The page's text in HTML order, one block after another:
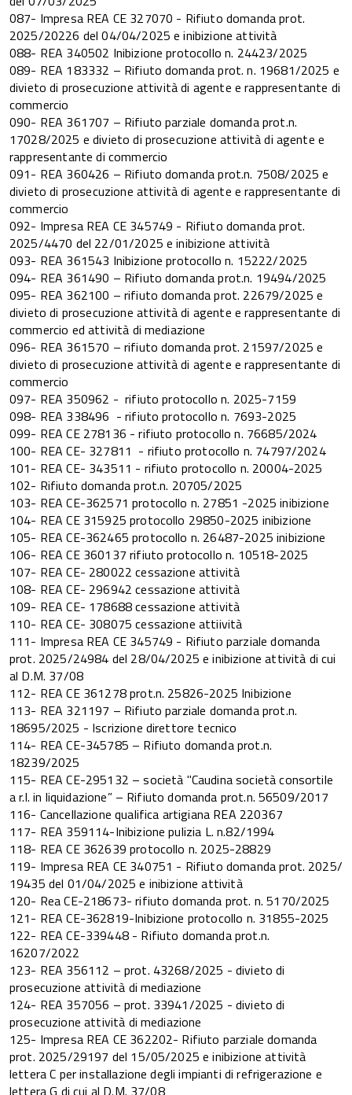
087- Impresa REA CE 327070 - Rifiuto domanda prot.
2025/20226 del 04/04/2025 e inibizione attività
088- REA 340502 Inibizione protocollo n. 24423/2025
089- REA 183332 – Rifiuto domanda prot. n. 19681/2025 e
divieto di prosecuzione attività di agente e rappresentante di
commercio
090- REA 361707 – Rifiuto parziale domanda prot.n.
17028/2025 e divieto di prosecuzione attività di agente e
rappresentante di commercio
091- REA 360426 – Rifiuto domanda prot.n. 7508/2025 e
divieto di prosecuzione attività di agente e rappresentante di
commercio
092- Impresa REA CE 345749 - Rifiuto domanda prot.
2025/4470 del 22/01/2025 e inibizione attività
093- REA 361543 Inibizione protocollo n. 15222/2025
094- REA 361490 – Rifiuto domanda prot.n. 19494/2025
095- REA 362100 – rifiuto domanda prot. 22679/2025 e
divieto di prosecuzione attività di agente e rappresentante di
commercio ed attività di mediazione
096- REA 361570 – rifiuto domanda prot. 21597/2025 e
divieto di prosecuzione attività di agente e rappresentante di
commercio
097- REA 350962 - rifiuto protocollo n. 2025-7159
098- REA 338496 - rifiuto protocollo n. 7693-2025
099- REA CE 278136 - rifiuto protocollo n. 76685/2024
100- REA CE- 327811 - rifiuto protocollo n. 74797/2024
101- REA CE- 343511 - rifiuto protocollo n. 20004-2025
102- Rifiuto domanda prot.n. 20705/2025
103- REA CE-362571 protocollo n. 27851 -2025 inibizione
104- REA CE 315925 protocollo 29850-2025 inibizione
105- REA CE-362465 protocollo n. 26487-2025 inibizione
106- REA CE 360137 rifiuto protocollo n. 10518-2025
107- REA CE- 280022 cessazione attività
108- REA CE- 296942 cessazione attività
109- REA CE- 178688 cessazione attività
110- REA CE- 308075 cessazione attiività
111- Impresa REA CE 345749 - Rifiuto parziale domanda
prot. 2025/24984 del 28/04/2025 e inibizione attività di cui
al D.M. 37/08
112- REA CE 361278 prot.n. 25826-2025 Inibizione
113- REA 321197 – Rifiuto parziale domanda prot.n.
18695/2025 - Iscrizione direttore tecnico
114- REA CE-345785 – Rifiuto domanda prot.n.
18239/2025
115- REA CE-295132 – società "Caudina società consortile
a r.l. in liquidazione” – Rifiuto domanda prot.n. 56509/2017
116- Cancellazione qualifica artigiana REA 220367
117- REA 359114-Inibizione pulizia L. n.82/1994
118- REA CE 362639 protocollo n. 2025-28829
119- Impresa REA CE 340751 - Rifiuto domanda prot. 2025/
19435 del 01/04/2025 e inibizione attività
120- Rea CE-218673- rifiuto domanda prot. n. 5170/2025
121- REA CE-362819-Inibizione protocollo n. 31855-2025
122- REA CE-339448 - Rifiuto domanda prot.n.
16207/2022
123- REA 356112 – prot. 43268/2025 - divieto di
prosecuzione attività di mediazione
124- REA 357056 – prot. 33941/2025 - divieto di
prosecuzione attività di mediazione
125- Impresa REA CE 362202- Rifiuto parziale domanda
prot. 2025/29197 del 15/05/2025 e inibizione attività
lettera C per installazione degli impianti di refrigerazione e
lettera G di cui al D.M. 37/08